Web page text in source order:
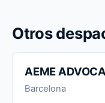
Otros
AEME
Barcelona